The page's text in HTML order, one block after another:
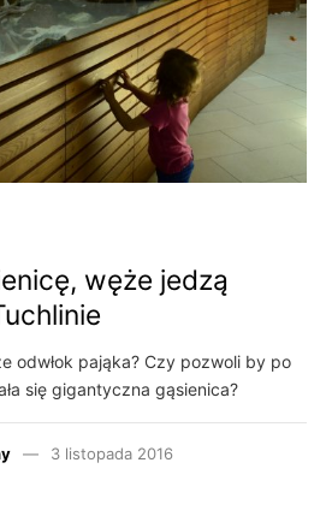
węże jedzą
odwłok pająka? Czy pozwoli by po
się gigantyczna gąsienica?
3 listopada 2016